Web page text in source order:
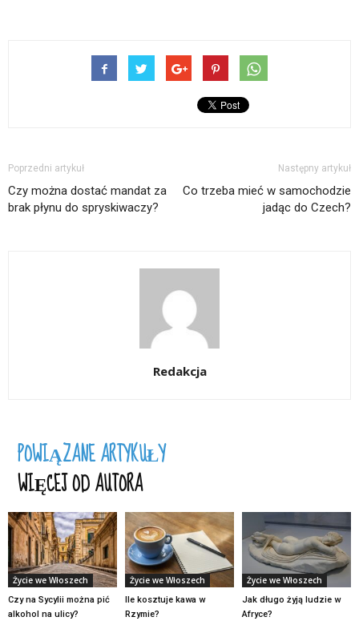
Poprzedni artykuł
Czy można dostać mandat za
brak płynu do spryskiwaczy?
Następny artykuł
Co trzeba mieć w samochodzie
jadąc do Czech?
Redakcja
POWIĄZANE ARTYKUŁY
WIĘCEJ OD AUTORA
Życie we Włoszech
Czy na Sycylii można pić
alkohol na ulicy?
Życie we Włoszech
Ile kosztuje kawa w
Rzymie?
Życie we Włoszech
Jak długo żyją ludzie w
Afryce?